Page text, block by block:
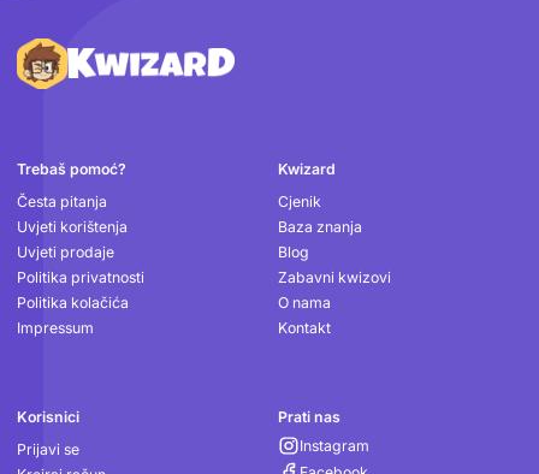
Podnožje
Trebaš pomoć?
Česta pitanja
Uvjeti korištenja
Uvjeti prodaje
Politika privatnosti
Politika kolačića
Impressum
Kwizard
Cjenik
Baza znanja
Blog
Zabavni kwizovi
O nama
Kontakt
Korisnici
Prijavi se
Prati nas
Instagram